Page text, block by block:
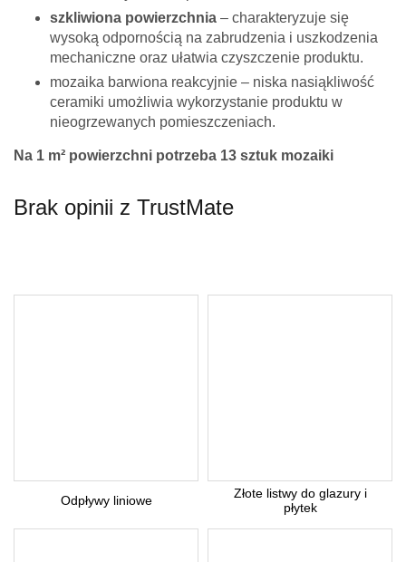
szkliwiona powierzchnia – charakteryzuje się
wysoką odpornością na zabrudzenia i uszkodzenia
mechaniczne oraz ułatwia czyszczenie produktu.
mozaika barwiona reakcyjnie – niska nasiąkliwość
ceramiki umożliwia wykorzystanie produktu w
nieogrzewanych pomieszczeniach.
Na 1 m² powierzchni potrzeba 13 sztuk mozaiki
Brak opinii z TrustMate
Odpływy liniowe
Złote listwy do glazury i
płytek
Twój adres e-mail *
Wpisz słowo 'nora' od tyłu: